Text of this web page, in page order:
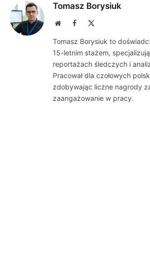
Tomasz Borysiuk
WebsiteFacebook
Tomasz Borysiuk to
15-letnim stażem,
reportażach śledczych i
Pracował dla czołowych
zdobywając liczne nagrody
zaangażowanie w pracy.